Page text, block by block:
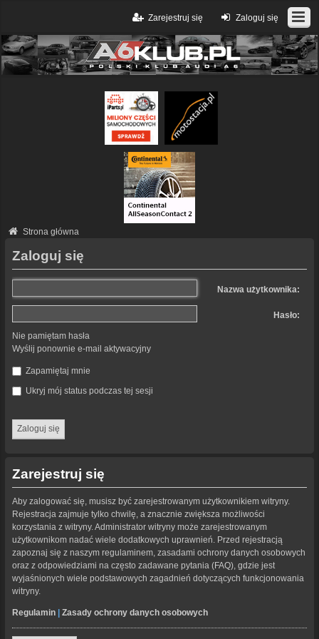
Zaloguj się
Zarejestruj się
Strona główna
Zaloguj się
Nazwa użytkownika:
Hasło:
Nie pamiętam hasła
Wyślij ponownie e-mail aktywacyjny
Zapamiętaj mnie
Ukryj mój status podczas tej sesji
Zarejestruj się
Aby zalogować się, musisz być zarejestrowanym użytkownikiem witryny.
Rejestracja zajmuje tylko chwilę, a znacznie zwiększa możliwości
korzystania z witryny. Administrator witryny może zarejestrowanym
użytkownikom nadać wiele dodatkowych uprawnień. Przed rejestracją
zapoznaj się z naszym regulaminem, zasadami ochrony danych osobowych
oraz z odpowiedziami na często zadawane pytania (FAQ), gdzie jest
wyjaśnionych wiele podstawowych zagadnień dotyczących funkcjonowania
witryny.
Regulamin Zasady ochrony danych osobowych